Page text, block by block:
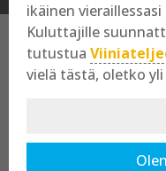
Vinos de
Kaikki tuotteet
ikäinen
Kuluttajille
tutustua
vielä tästä, oletko